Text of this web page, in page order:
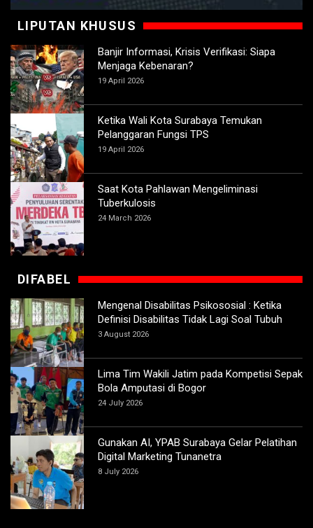
LIPUTAN KHUSUS
Banjir Informasi, Krisis Verifikasi: Siapa
Menjaga Kebenaran?
19 April 2026
Ketika Wali Kota Surabaya Temukan
Pelanggaran Fungsi TPS
19 April 2026
Saat Kota Pahlawan Mengeliminasi
Tuberkulosis
24 March 2026
DIFABEL
Mengenal Disabilitas Psikososial : Ketika
Definisi Disabilitas Tidak Lagi Soal Tubuh
3 August 2026
Lima Tim Wakili Jatim pada Kompetisi Sepak
Bola Amputasi di Bogor
24 July 2026
Gunakan AI, YPAB Surabaya Gelar Pelatihan
Digital Marketing Tunanetra
8 July 2026